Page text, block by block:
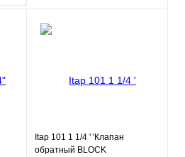
Itap 101 1 1/4 ' 'Клапан
обратный BLOCK